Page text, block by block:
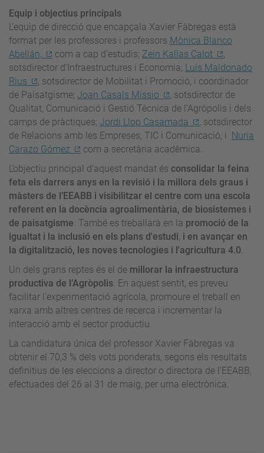
Equip i objectius principals
L’equip de direcció que encapçala Xavier Fàbregas està
format per les professores i professors Mònica Blanco
Abellán,
com a cap d’estudis; Zein Kallas Calot
,
sotsdirector d’Infraestructures i Economia; Luís Maldonado
Rius
, sotsdirector de Mobilitat i Promoció, i coordinador
de Paisatgisme; Joan Casals Missio
, sotsdirector de
Qualitat, Comunicació i Gestió Tècnica de l’Agròpolis i dels
camps de pràctiques; Jordi Llop Casamada
, sotsdirector
de Relacions amb les Empreses, TIC i Comunicació, i
Nuria
Carazo Gómez
com a secretària acadèmica.
L’objectiu principal d’aquest mandat és consolidar la feina
feta els darrers anys en la revisió i la millora dels graus i
màsters de l’EEABB i visibilitzar el centre com una escola
referent en la docència agroalimentària, de biosistemes i
de paisatgisme. També es treballarà en la promoció de la
igualtat i la inclusió en els plans d'estudi, i en avançar en
la digitalització, les noves tecnologies i l'agricultura 4.0.
Un dels grans reptes és el de millorar la infraestructura
productiva de l’Agròpolis. En aquest sentit, es preveu
facilitar l'experimentació agrícola, promoure el treball en
xarxa amb altres centres de recerca i incrementar la
interacció amb el sector productiu.
La candidatura única del professor Xavier Fàbregas va
obtenir el 70,3 % dels vots ponderats, segons els resultats
definitius de les eleccions a director o directora de l'EEABB,
efectuades del 26 al 31 de maig, per urna electrònica.